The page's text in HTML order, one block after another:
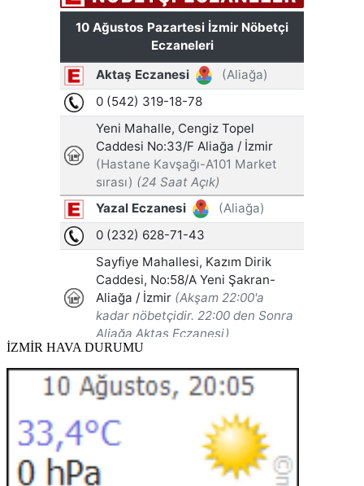
İZMİR HAVA DURUMU